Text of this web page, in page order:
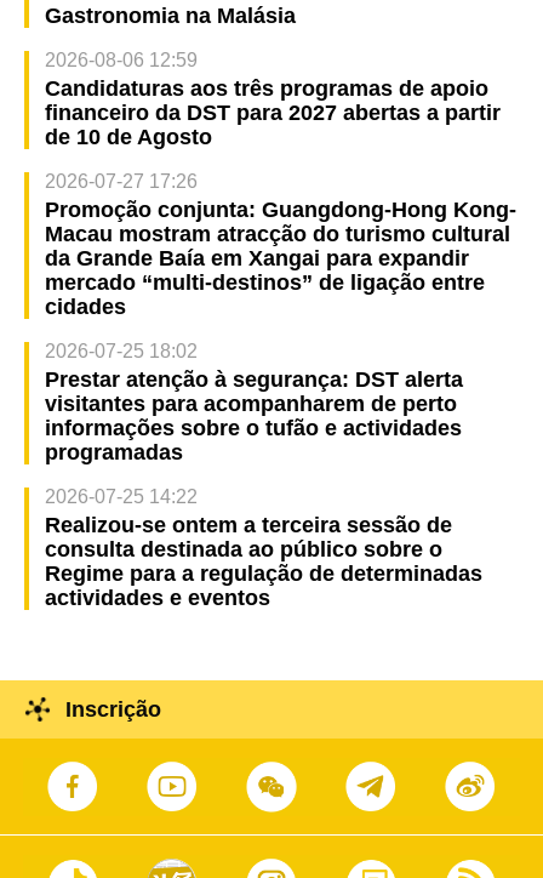
Gastronomia na Malásia
2026-08-06 12:59
Candidaturas aos três programas de apoio
financeiro da DST para 2027 abertas a partir
de 10 de Agosto
2026-07-27 17:26
Promoção conjunta: Guangdong-Hong Kong-
Macau mostram atracção do turismo cultural
da Grande Baía em Xangai para expandir
mercado “multi-destinos” de ligação entre
cidades
2026-07-25 18:02
Prestar atenção à segurança: DST alerta
visitantes para acompanharem de perto
informações sobre o tufão e actividades
programadas
2026-07-25 14:22
Realizou-se ontem a terceira sessão de
consulta destinada ao público sobre o
Regime para a regulação de determinadas
actividades e eventos
Inscrição